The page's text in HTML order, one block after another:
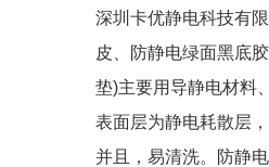
深圳卡优静电科技有
皮、防静电绿面黑底
垫)主要用导静电材料
表面层为静电耗散层
并且，易清洗。防静